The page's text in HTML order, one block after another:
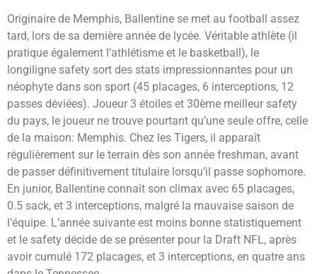
Originaire de Memphis, Ballentine se met au football assez
tard, lors de sa dernière année de lycée. Véritable athlète (il
pratique également l’athlétisme et le basketball), le
longiligne safety sort des stats impressionnantes pour un
néophyte dans son sport (45 placages, 6 interceptions, 12
passes déviées). Joueur 3 étoiles et 30ème meilleur safety
du pays, le joueur ne trouve pourtant qu’une seule offre, celle
de la maison: Memphis. Chez les Tigers, il apparaît
régulièrement sur le terrain dès son année freshman, avant
de passer définitivement titulaire lorsqu’il passe sophomore.
En junior, Ballentine connaît son climax avec 65 placages,
0.5 sack, et 3 interceptions, malgré la mauvaise saison de
l’équipe. L’année suivante est moins bonne statistiquement
et le safety décide de se présenter pour la Draft NFL, après
avoir cumulé 172 placages, et 3 interceptions, en quatre ans